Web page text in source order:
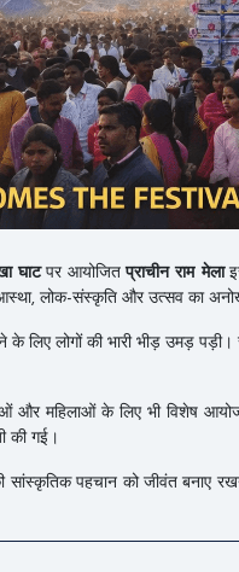
घाटपर आयोजितप्राचीन राम मेला
आस्था, लोक-संस्कृति और उत्सव का
लिए लोगों की भारी भीड़ उमड़
और महिलाओं के लिए भी विशेष
की गई।
सांस्कृतिक पहचान को जीवंत बनाए